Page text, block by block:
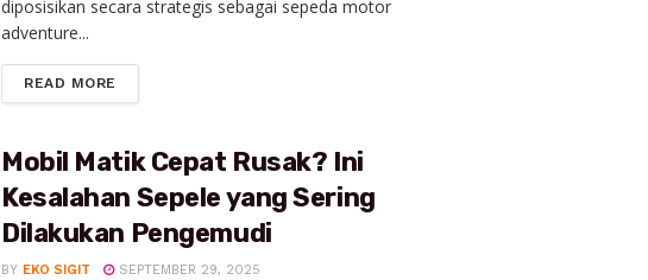
diposisikan secara strategis sebagai sepeda motor
adventure...
READ MORE
Mobil Matik Cepat Rusak? Ini
Kesalahan Sepele yang Sering
Dilakukan Pengemudi
BY EKO SIGIT SEPTEMBER 29, 2025